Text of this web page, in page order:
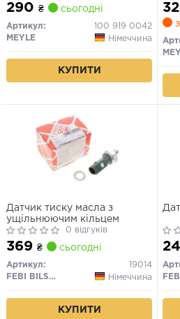
290 ₴ сьогодні
Артикул:
100 919 0042
MEYLE
Німеччина
КУПИТИ
Датчик тиску масла з
ущільнюючим кільцем
0 відгуків
369 ₴ сьогодні
Артикул:
19014
FEBI BILSTEIN
Німеччина
КУПИТИ